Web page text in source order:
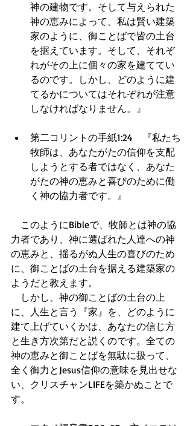
神の建物です。そして与えられた
神の恵みによって、私は賢い建築
家のように、御ことばで皆の土台
を据えています。そして、それぞ
れがその上に個々の家を建ててい
るのです。しかし、どのように建
てるかについてはそれぞれが注意
しなければなりません。』
第二コリントの手紙1:24　『私たち
牧師は、あなたがたの信仰を支配
しようとする者ではなく、あなた
がたの神の恵みと喜びのために働
く神の協力者です。』
このようにBibleで、牧師とは神の協
力者であり、神に選ばれた人達への神
の恵みと、揺るがぬ人生の喜びのため
に、御ことばの土台を据える建築家の
ようだと教えます。
しかし、神の御ことばの土台の上
に、人生と言う『家』を、どのように
建て上げていくかは、あなたの信じ方
と生き方次第だと説くのです。全ての
神の恵みと御ことばを無駄に扱って、
全く御力とJesus信仰の意味を見出せな
い、クリスチャンLIFEを築かぬことで
す。